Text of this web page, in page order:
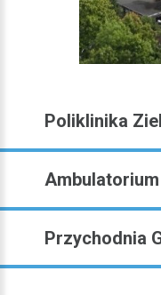
Poliklinika
Przychodnia